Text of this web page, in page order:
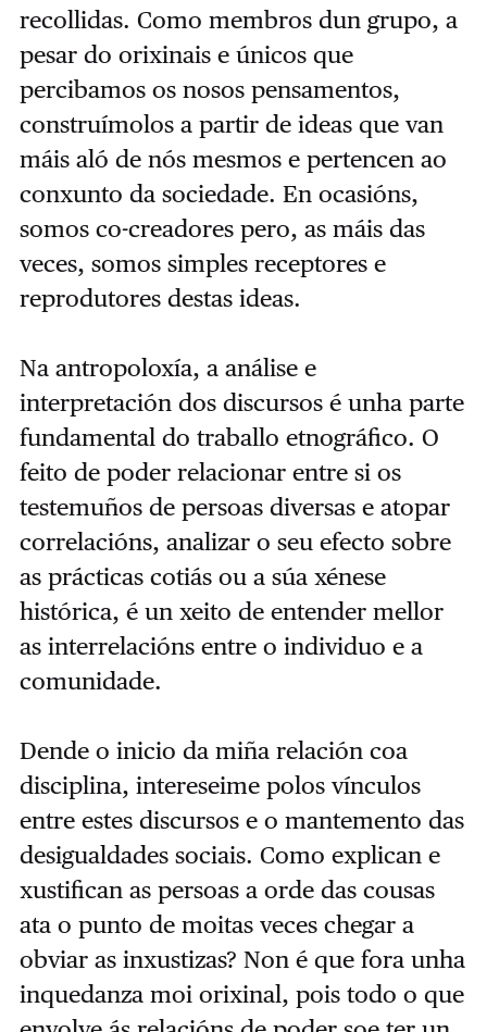
recollidas. Como membros dun grupo, a
pesar do orixinais e únicos que
percibamos os nosos pensamentos,
construímolos a partir de ideas que van
máis aló de nós mesmos e pertencen ao
conxunto da sociedade. En ocasións,
somos co-creadores pero, as máis das
veces, somos simples receptores e
reprodutores destas ideas.
Na antropoloxía, a análise e
interpretación dos discursos é unha parte
fundamental do traballo etnográfico. O
feito de poder relacionar entre si os
testemuños de persoas diversas e atopar
correlacións, analizar o seu efecto sobre
as prácticas cotiás ou a súa xénese
histórica, é un xeito de entender mellor
as interrelacións entre o individuo e a
comunidade.
Dende o inicio da miña relación coa
disciplina, intereseime polos vínculos
entre estes discursos e o mantemento das
desigualdades sociais. Como explican e
xustifican as persoas a orde das cousas
ata o punto de moitas veces chegar a
obviar as inxustizas? Non é que fora unha
inquedanza moi orixinal, pois todo o que